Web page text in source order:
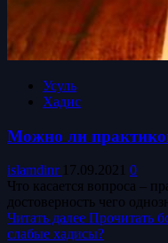
Усуль
Хадис
Можно ли
islamdinr 17.09.2021 0
Что касается вопроса –
достоверность чего
Читать далее Прочитать
слабые хадисы?